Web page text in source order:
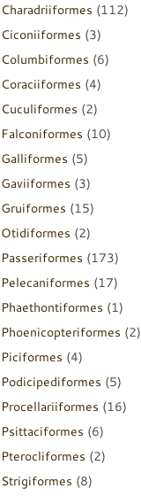
Charadriiformes (112)
Ciconiiformes (3)
Columbiformes (6)
Coraciiformes (4)
Cuculiformes (2)
Falconiformes (10)
Galliformes (5)
Gaviiformes (3)
Gruiformes (15)
Otidiformes (2)
Passeriformes (173)
Pelecaniformes (17)
Phaethontiformes (1)
Phoenicopteriformes (2)
Piciformes (4)
Podicipediformes (5)
Procellariiformes (16)
Psittaciformes (6)
Pterocliformes (2)
Strigiformes (8)